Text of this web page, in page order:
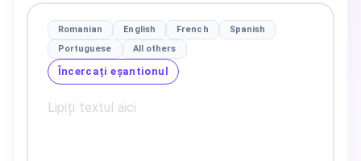
Romanian English French
Spanish
Portuguese
All others
Încercați eșantionul